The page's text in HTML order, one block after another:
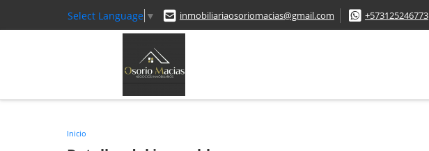
Select Language ▼ inmobiliariaosoriomacias@gmail.com +573125246773
Inicio